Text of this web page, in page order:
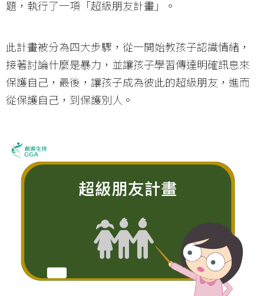
題，執行了一項「超級朋友計畫」。
此計畫被分為四大步驟，從一開始教孩子認識情緒，
接著討論什麼是暴力，並讓孩子學習傳達明確訊息來
保護自己，最後，讓孩子成為彼此的超級朋友，進而
從保護自己，到保護別人。